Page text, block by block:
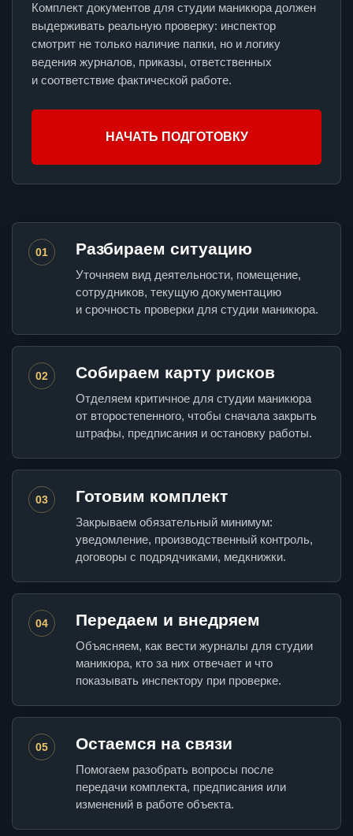
Комплект документов для студии маникюра должен
выдерживать реальную проверку: инспектор
смотрит не только наличие папки, но и логику
ведения журналов, приказы, ответственных
и соответствие фактической работе.
НАЧАТЬ ПОДГОТОВКУ
01 Разбираем ситуацию
Уточняем вид деятельности, помещение,
сотрудников, текущую документацию
и срочность проверки для студии маникюра.
02 Собираем карту рисков
Отделяем критичное для студии маникюра
от второстепенного, чтобы сначала закрыть
штрафы, предписания и остановку работы.
03 Готовим комплект
Закрываем обязательный минимум:
уведомление, производственный контроль,
договоры с подрядчиками, медкнижки.
04 Передаем и внедряем
Объясняем, как вести журналы для студии
маникюра, кто за них отвечает и что
показывать инспектору при проверке.
05 Остаемся на связи
Помогаем разобрать вопросы после
передачи комплекта, предписания или
изменений в работе объекта.